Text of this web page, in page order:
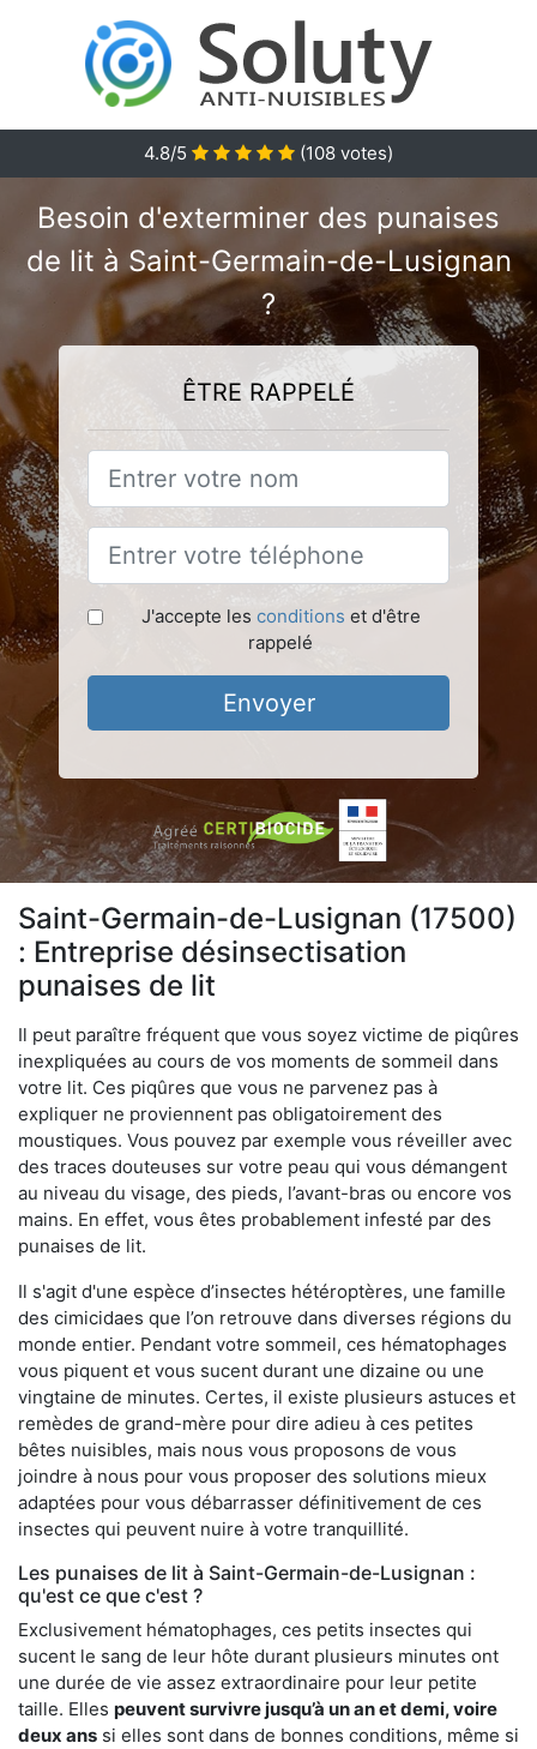
4.8/5 (108 votes)
Besoin d'exterminer des punaises
de lit à Saint-Germain-de-Lusignan
?
ÊTRE RAPPELÉ
J'accepte les conditions et d'être
rappelé
Envoyer
Saint-Germain-de-Lusignan (17500)
: Entreprise désinsectisation
punaises de lit
Il peut paraître fréquent que vous soyez victime de piqûres
inexpliquées au cours de vos moments de sommeil dans
votre lit. Ces piqûres que vous ne parvenez pas à
expliquer ne proviennent pas obligatoirement des
moustiques. Vous pouvez par exemple vous réveiller avec
des traces douteuses sur votre peau qui vous démangent
au niveau du visage, des pieds, l’avant-bras ou encore vos
mains. En effet, vous êtes probablement infesté par des
punaises de lit.
Il s'agit d'une espèce d’insectes hétéroptères, une famille
des cimicidaes que l’on retrouve dans diverses régions du
monde entier. Pendant votre sommeil, ces hématophages
vous piquent et vous sucent durant une dizaine ou une
vingtaine de minutes. Certes, il existe plusieurs astuces et
remèdes de grand-mère pour dire adieu à ces petites
bêtes nuisibles, mais nous vous proposons de vous
joindre à nous pour vous proposer des solutions mieux
adaptées pour vous débarrasser définitivement de ces
insectes qui peuvent nuire à votre tranquillité.
Les punaises de lit à Saint-Germain-de-Lusignan :
qu'est ce que c'est ?
Exclusivement hématophages, ces petits insectes qui
sucent le sang de leur hôte durant plusieurs minutes ont
une durée de vie assez extraordinaire pour leur petite
taille. Elles peuvent survivre jusqu’à un an et demi, voire
deux ans si elles sont dans de bonnes conditions, même si